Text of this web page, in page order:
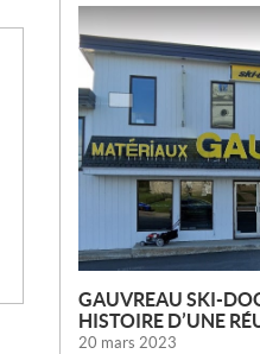
N
O
U
V
E
L
L
GAUVREAU SKI-
HISTOIRE D’UNE
20 mars 2023